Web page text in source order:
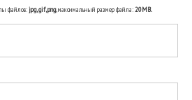
файлов:jpg, gif, png, максимальный размер файла:20MB.